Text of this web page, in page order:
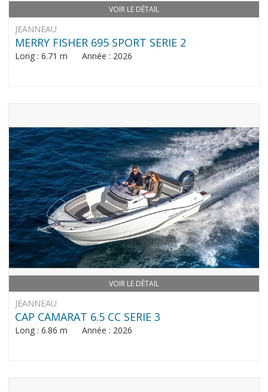
VOIR LE DÉTAIL
JEANNEAU
MERRY FISHER 695 SPORT SERIE 2
Long : 6.71 m Année : 2026
VOIR LE DÉTAIL
JEANNEAU
CAP CAMARAT 6.5 CC SERIE 3
Long : 6.86 m Année : 2026